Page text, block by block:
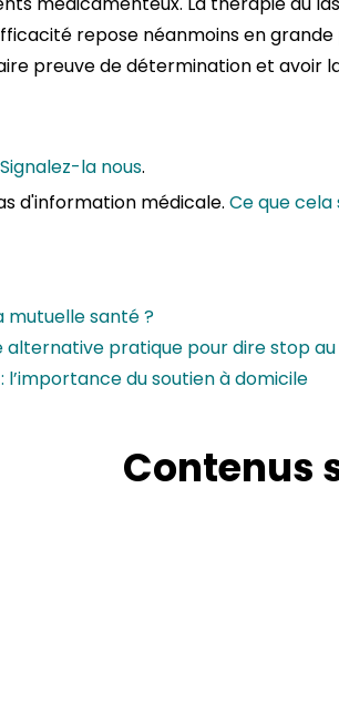
repose néanmoins en
preuve de détermination et avoir
Signalez-la nous.
d'information médicale. Ce que cela
mutuelle santé ?
alternative pratique pour dire stop
du soutien à domicile
Contenus